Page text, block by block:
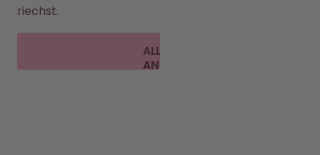
riechst.
ALLE FAQ
ANSEHEN